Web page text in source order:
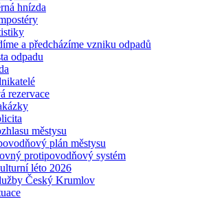
hnízda
a předcházíme vzniku odpadů
odpadu
rezervace
městysu
plán městysu
protipovodňový systém
léto 2026
Český Krumlov